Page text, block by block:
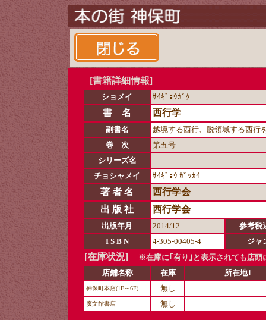
[書籍詳細情報]
ショメイ ｻｲｷﾞｮｳｶﾞｸ
書 名 西行学
副書名
越境する西行、脱領域する西行
巻 次
第五号
シリーズ名
チョシャメイ
ｻｲｷﾞｮｳ ｶﾞｯｶｲ
著 者 名
西行学会
出 版 社
西行学会
出版年月 2014/12
参考税
I S B N
4-305-00405-4 ジャ
[在庫状況]
※在庫に｢有り｣と表示されても店頭
店鋪名称
在庫 所在地1
神保町本店(1F～6F) 無し
廣文館書店 無し